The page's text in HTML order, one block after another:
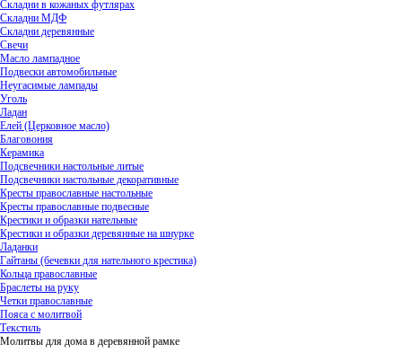
Складни в кожаных футлярах
Складни МДФ
Складни деревянные
Свечи
Масло лампадное
Подвески автомобильные
Неугасимые лампады
Уголь
Ладан
Елей (Церковное масло)
Благовония
Керамика
Подсвечники настольные литые
Подсвечники настольные декоративные
Кресты православные настольные
Кресты православные подвесные
Крестики и образки нательные
Крестики и образки деревянные на шнурке
Ладанки
Гайтаны (бечевки для нательного крестика)
Кольца православные
Браслеты на руку
Четки православные
Пояса с молитвой
Текстиль
Молитвы для дома в деревянной рамке